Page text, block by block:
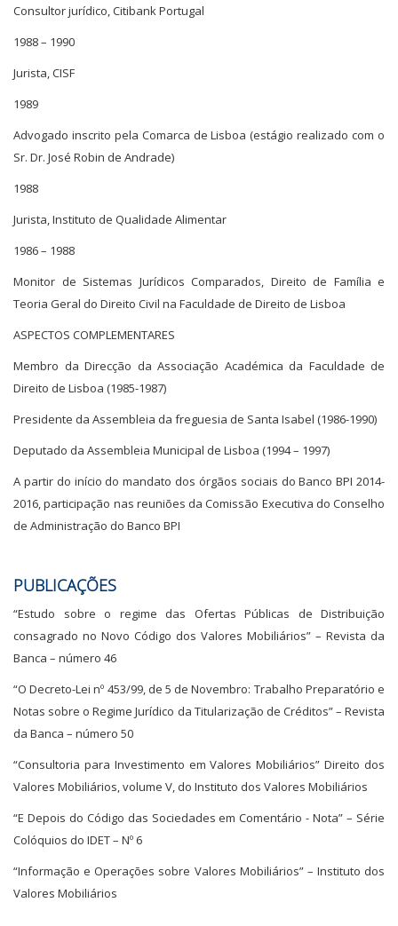
Consultor jurídico, Citibank Portugal
1988 – 1990
Jurista, CISF
1989
Advogado inscrito pela Comarca de Lisboa (estágio realizado com o
Sr. Dr. José Robin de Andrade)
1988
Jurista, Instituto de Qualidade Alimentar
1986 – 1988
Monitor de Sistemas Jurídicos Comparados, Direito de Família e
Teoria Geral do Direito Civil na Faculdade de Direito de Lisboa
ASPECTOS COMPLEMENTARES
Membro da Direcção da Associação Académica da Faculdade de
Direito de Lisboa (1985-1987)
Presidente da Assembleia da freguesia de Santa Isabel (1986-1990)
Deputado da Assembleia Municipal de Lisboa (1994 – 1997)
A partir do início do mandato dos órgãos sociais do Banco BPI 2014-
2016, participação nas reuniões da Comissão Executiva do Conselho
de Administração do Banco BPI
PUBLICAÇÕES
“Estudo sobre o regime das Ofertas Públicas de Distribuição
consagrado no Novo Código dos Valores Mobiliários” – Revista da
Banca – número 46
“O Decreto-Lei nº 453/99, de 5 de Novembro: Trabalho Preparatório e
Notas sobre o Regime Jurídico da Titularização de Créditos” – Revista
da Banca – número 50
“Consultoria para Investimento em Valores Mobiliários” Direito dos
Valores Mobiliários, volume V, do Instituto dos Valores Mobiliários
“E Depois do Código das Sociedades em Comentário - Nota” – Série
Colóquios do IDET – Nº 6
“Informação e Operações sobre Valores Mobiliários” – Instituto dos
Valores Mobiliários